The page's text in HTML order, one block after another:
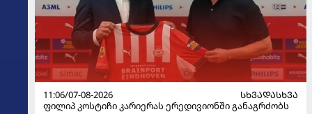
11:06/07-08-2026
ᲡᲮᲕᲐᲓᲐᲡᲮᲕᲐ
ფილიპ კოსტიჩი კარიერას ერედივიონში განაგრძობს